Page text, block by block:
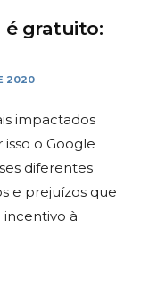
é gratuito:
2020
impactados
o Google
diferentes
e prejuízos que
incentivo à